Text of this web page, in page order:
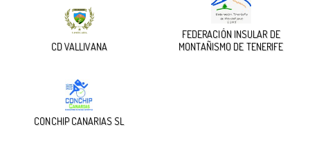
CD VALLIVANA
FEDERACIÓN INSULAR DE
MONTAÑISMO DE TENERIFE
CONCHIP CANARIAS SL